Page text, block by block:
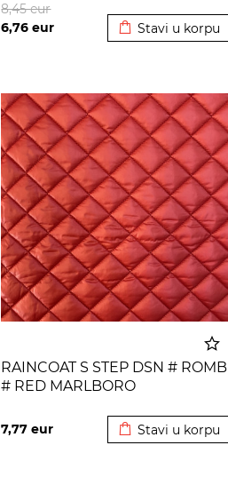
6,76eur
8,45eur
Stavi u korpu
RAINCOAT S STEP DSN # ROMB
# RED MARLBORO
7,77eur Stavi u korpu